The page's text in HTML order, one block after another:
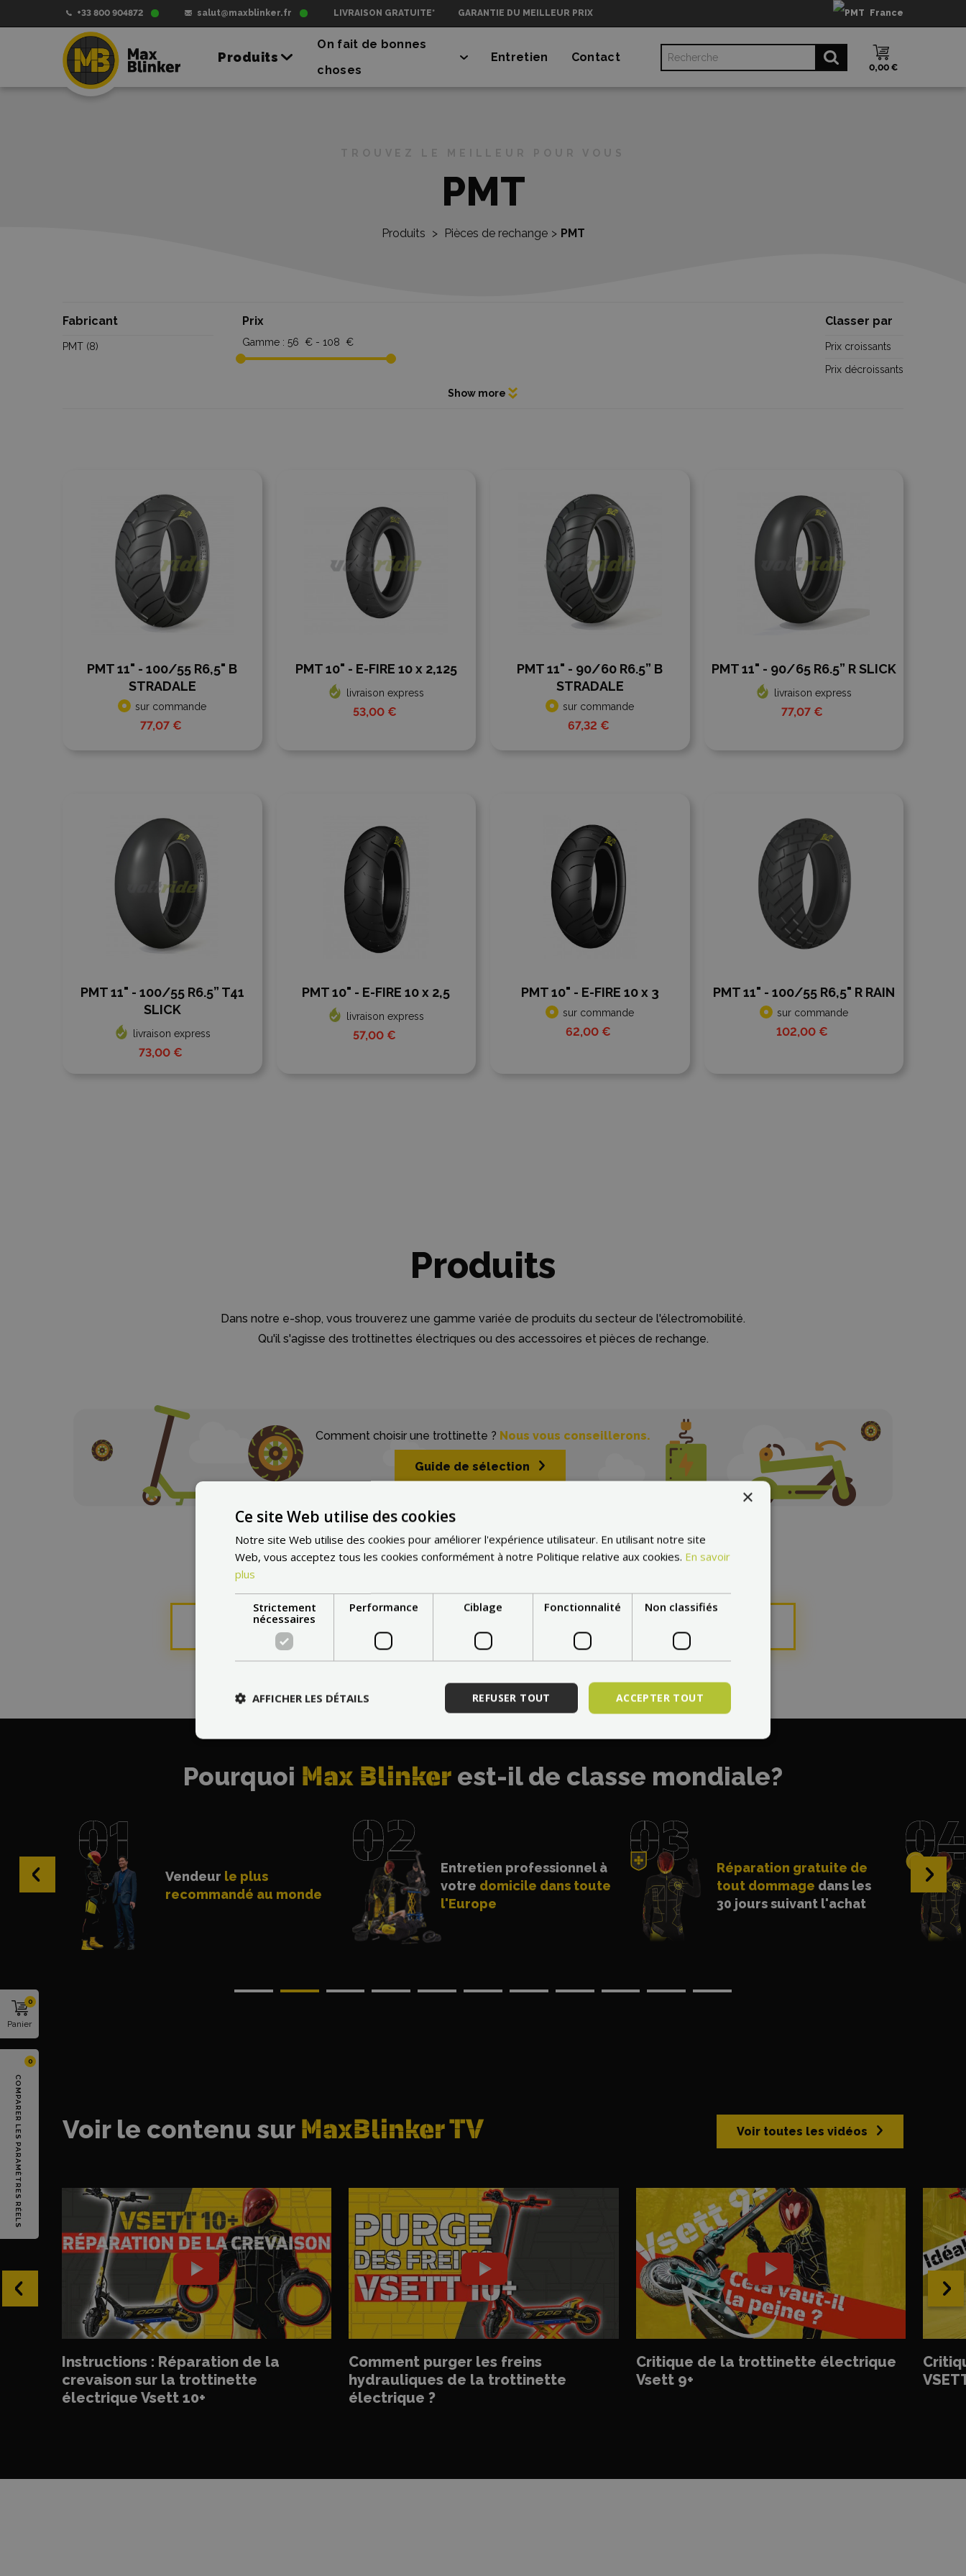
+33 800 904872 salut@maxblinker.fr LIVRAISON GRATUITE* GARANTIE DU MEILLEUR PRIX France
Produits
On fait de bonnes
choses
Entretien Contact
0,00 €
Produits > Pièces de rechange > PMT
PMT
Fabricant
PMT (8)
Prix
Gamme : 56 € - 108 €
Classer par
Prix croissants
Prix décroissants
PMT 11" - 100/55 R6,5" B
STRADALE
sur commande
77,07 €
PMT 10" - E-FIRE 10 x 2,125
livraison express
53,00 €
PMT 11" - 90/60 R6.5” B
STRADALE
sur commande
67,32 €
PMT 11" - 90/65 R6.5” R SLICK
livraison express
77,07 €
PMT 11" - 100/55 R6.5” T41
SLICK
livraison express
73,00 €
PMT 10" - E-FIRE 10 x 2,5
livraison express
57,00 €
PMT 10" - E-FIRE 10 x 3
sur commande
62,00 €
PMT 11" - 100/55 R6,5" R RAIN
sur commande
102,00 €
Produits
Dans notre e-shop, vous trouverez une gamme variée de produits du secteur de l'électromobilité.
Qu'il s'agisse des trottinettes électriques ou des accessoires et pièces de rechange.
Comment choisir une trottinette ? Nous vous conseillerons.
Guide de sélection
Cette page dans d'autres pays :
Pourquoi Max Blinker est-il de classe mondiale?
Vendeur le plus
recommandé au monde
Entretien professionnel à
votre domicile dans toute
l'Europe
Réparation gratuite de
tout dommage dans les
30 jours suivant l'achat
‹ ›
Voir toutes les vidéos
Voir le contenu sur MaxBlinker TV
Instructions : Réparation de la
crevaison sur la trottinette
électrique Vsett 10+
Comment purger les freins
hydrauliques de la trottinette
électrique ?
Critique de la trottinette électrique
Vsett 9+
‹ ›
Panier
0
COMPARER LES PARAMÈTRES RÉELS
0
×
Ce site Web utilise des cookies
Notre site Web utilise des cookies pour améliorer l'expérience utilisateur. En utilisant notre site
Web, vous acceptez tous les cookies conformément à notre Politique relative aux cookies. En savoir
plus
Strictement
nécessaires
Performance Ciblage Fonctionnalité Non classifiés
ACCEPTER TOUT
REFUSER TOUT
AFFICHER LES DÉTAILS